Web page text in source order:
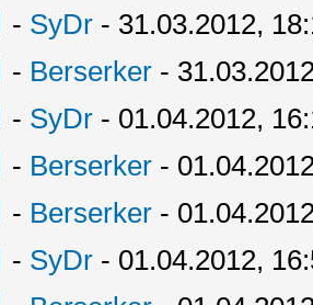
- SyDr - 31.03.2012,
- Berserker -
- SyDr - 01.04.2012,
- Berserker -
- Berserker -
- SyDr - 01.04.2012,